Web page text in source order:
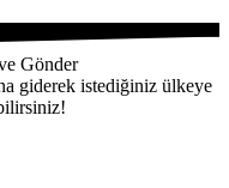
Gönder
giderek istediğiniz ülkeye